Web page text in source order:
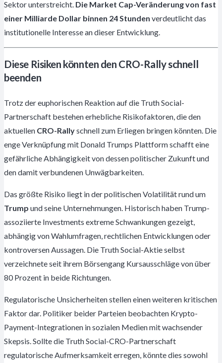
Sektor unterstreicht. Die Market Cap-Veränderung von fast
einer Milliarde Dollar binnen 24 Stunden verdeutlicht das
institutionelle Interesse an dieser Entwicklung.
Diese Risiken könnten den CRO-Rally schnell
beenden
Trotz der euphorischen Reaktion auf die Truth Social-
Partnerschaft bestehen erhebliche Risikofaktoren, die den
aktuellen CRO-Rallyschnell zum Erliegen bringen könnten. Die
enge Verknüpfung mit Donald Trumps Plattform schafft eine
gefährliche Abhängigkeit von dessen politischer Zukunft und
den damit verbundenen Unwägbarkeiten.
Das größte Risiko liegt in der politischen Volatilität rund um
Trump und seine Unternehmungen. Historisch haben Trump-
assoziierte Investments extreme Schwankungen gezeigt,
abhängig von Wahlumfragen, rechtlichen Entwicklungen oder
kontroversen Aussagen. Die Truth Social-Aktie selbst
verzeichnete seit ihrem Börsengang Kursausschläge von über
80 Prozent in beide Richtungen.
Regulatorische Unsicherheiten stellen einen weiteren kritischen
Faktor dar. Politiker beider Parteien beobachten Krypto-
Payment-Integrationen in sozialen Medien mit wachsender
Skepsis. Sollte die Truth Social-CRO-Partnerschaft
regulatorische Aufmerksamkeit erregen, könnte dies sowohl